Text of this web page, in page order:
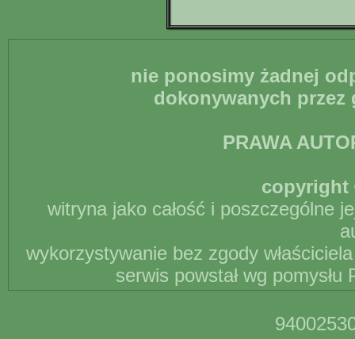
nie ponosimy żadnej
dokonywanych
PRAWA
copyright
witryna jako całość i poszczególne
wykorzystywanie bez zgody
serwis powstał wg